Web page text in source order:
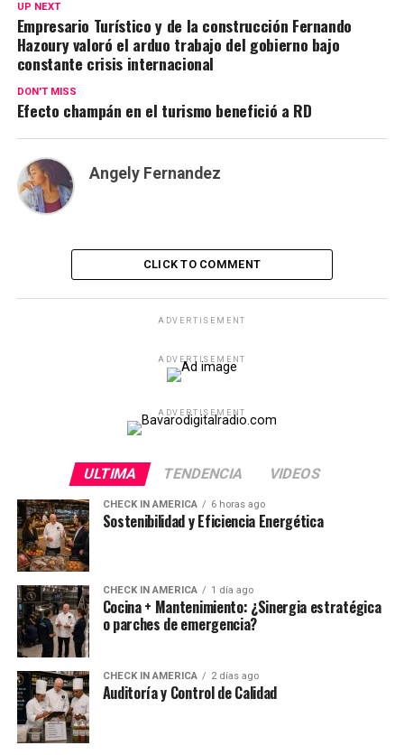
UP NEXT
Empresario Turístico y de la construcción Fernando
Hazoury valoró el arduo trabajo del gobierno bajo
constante crisis internacional
DON'T MISS
Efecto champán en el turismo benefició a RD
Angely Fernandez
CLICK TO COMMENT
ADVERTISEMENT
ADVERTISEMENT
ADVERTISEMENT
ULTIMA TENDENCIA VIDEOS
CHECK IN AMERICA 6 horas ago
Sostenibilidad y Eficiencia Energética
CHECK IN AMERICA 1 día ago
Cocina + Mantenimiento: ¿Sinergia estratégica
o parches de emergencia?
CHECK IN AMERICA 2 días ago
Auditoría y Control de Calidad